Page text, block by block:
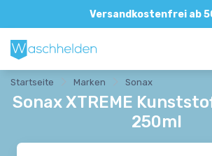
Versandkostenfrei ab
Startseite Marken Sonax
Sonax XTREME
250ml